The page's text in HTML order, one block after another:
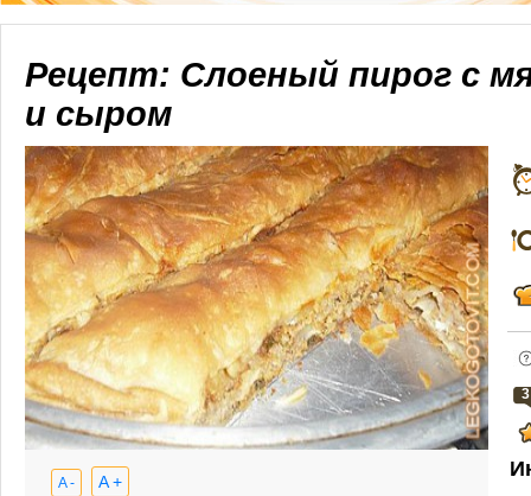
Рецепт: Слоеный пирог с
и сыром
A - A +
3